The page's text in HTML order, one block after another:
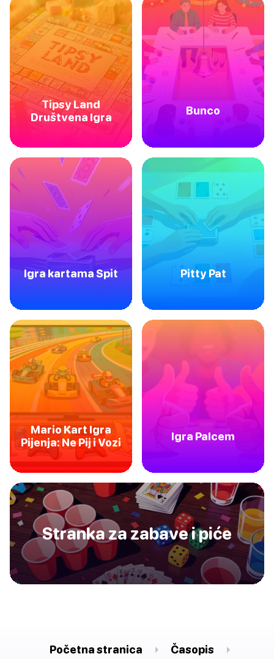
Tipsy Land
Društvena Igra
Bunco
Igra kartama Spit Pitty Pat
Mario Kart Igra
Pijenja: Ne Pij i Vozi
Igra Palcem
Stranka za zabave i piće
Početna stranica
Časopis